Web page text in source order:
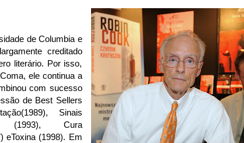
de Columbia e
creditado
literário. Por isso,
Coma, ele continua a
com sucesso
de Best Sellers
(1989),
Sinais
(1993),
Cura
eToxina (1998). Em